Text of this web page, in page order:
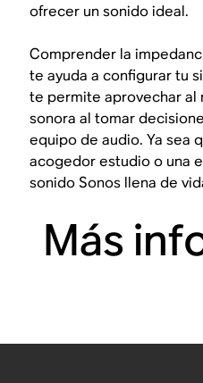
ofrecer un sonido ideal.
Comprender la
te ayuda a configurar tu
te permite aprovechar al
sonora al tomar
equipo de audio. Ya sea
acogedor estudio o una
sonido Sonos llena de
Más